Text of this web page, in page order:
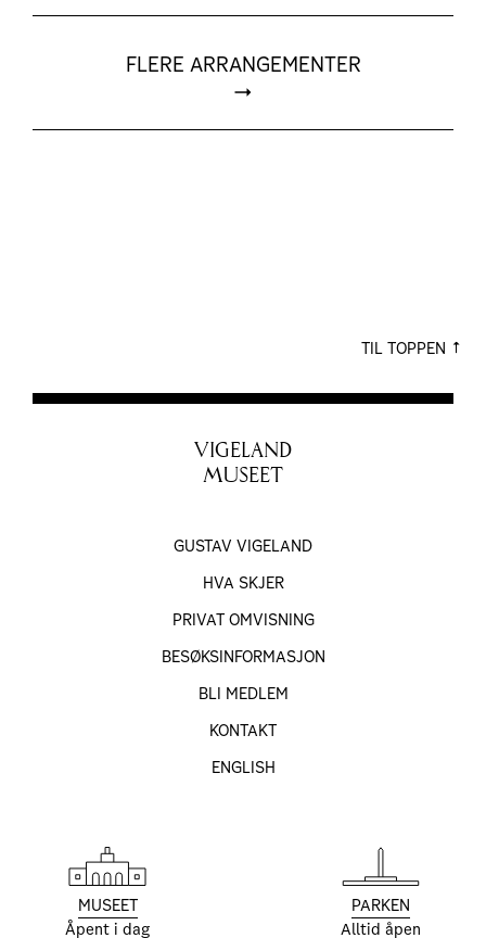
FLERE ARRANGEMENTER
TIL TOPPEN
VIGELAND
MUSEET
GUSTAV VIGELAND
HVA SKJER
PRIVAT OMVISNING
BESØKS­INFORMASJON
BLI MEDLEM
KONTAKT
ENGLISH
MUSEET
Åpent i dag
PARKEN
Alltid åpen